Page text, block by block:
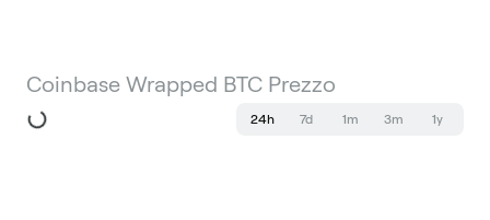
Coinbase Wrapped BTC Prezzo
24h 7d 1m 3m 1y